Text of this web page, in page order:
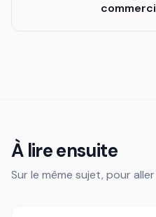
À lire ensuite
Sur le même sujet, pour